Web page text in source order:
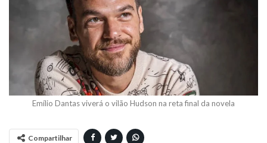
Emílio Dantas viverá o vilão Hudson na reta final da novela
Compartilhar